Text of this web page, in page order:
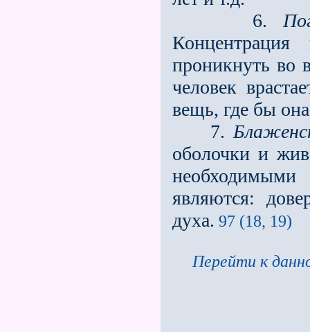
6.
проникнуть во
человек
вещь, где бы
7.
оболочки и
являются:
духа. 97 (18, 19)
Перейти к